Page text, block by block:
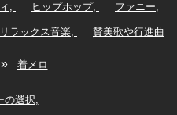
ヒップホップ ファニー
リラックス音楽 賛美歌や行進曲
着メロ
の選択